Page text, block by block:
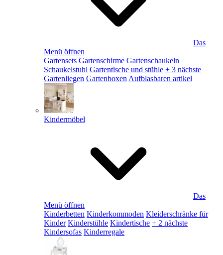
Das
Menü öffnen
Gartensets Gartenschirme Gartenschaukeln
Schaukelstuhl Gartentische und stühle + 3 nächste
Gartenliegen Gartenboxen Aufblasbaren artikel
Kindermöbel
Das
Menü öffnen
Kinderbetten Kinderkommoden Kleiderschränke für
Kinder Kinderstühle Kindertische + 2 nächste
Kindersofas Kinderregale